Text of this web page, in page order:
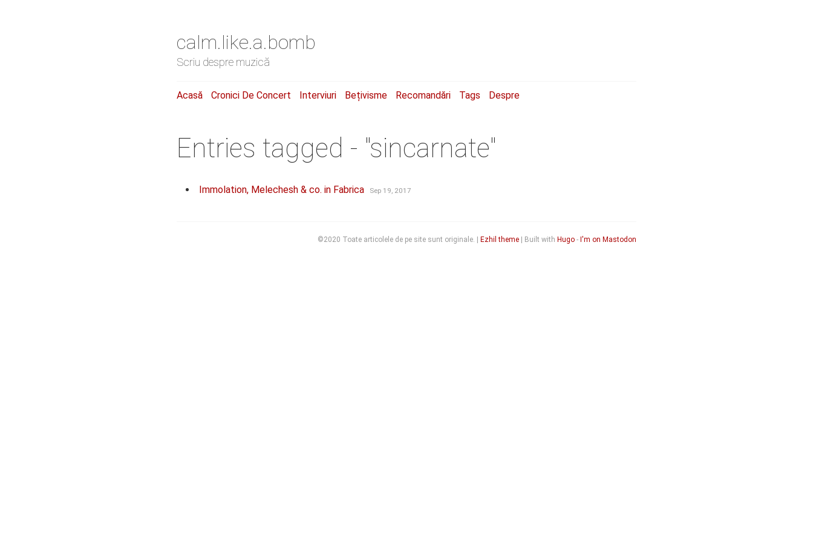
calm.like.a.bomb
Scriu despre muzică
Acasă Cronici De Concert Interviuri Bețivisme Recomandări Tags Despre
Entries tagged - "sincarnate"
Immolation, Melechesh & co. in Fabrica Sep 19, 2017
©2020 Toate articolele de pe site sunt originale. | Ezhil theme | Built with Hugo - I'm on Mastodon